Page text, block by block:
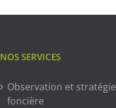
NOS SERVICES
Observation et stratégie
foncière